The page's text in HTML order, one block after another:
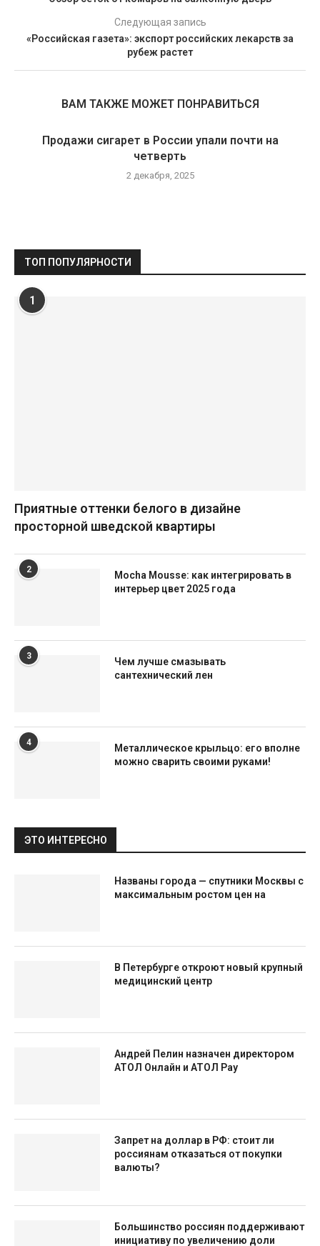
Следующая запись
«Российская газета»: экспорт российских лекарств за
рубеж растет
ВАМ ТАКЖЕ МОЖЕТ ПОНРАВИТЬСЯ
Продажи сигарет в России упали почти на
четверть
2 декабря, 2025
ТОП ПОПУЛЯРНОСТИ
1
Приятные оттенки белого в дизайне
просторной шведской квартиры
2
Mocha Mousse: как интегрировать в
интерьер цвет 2025 года
3
Чем лучше смазывать
сантехнический лен
4
Металлическое крыльцо: его вполне
можно сварить своими руками!
ЭТО ИНТЕРЕСНО
Названы города — спутники Москвы с
максимальным ростом цен на
В Петербурге откроют новый крупный
медицинский центр
Андрей Пелин назначен директором
АТОЛ Онлайн и АТОЛ Pay
Запрет на доллар в РФ: стоит ли
россиянам отказаться от покупки
валюты?
Большинство россиян поддерживают
инициативу по увеличению доли